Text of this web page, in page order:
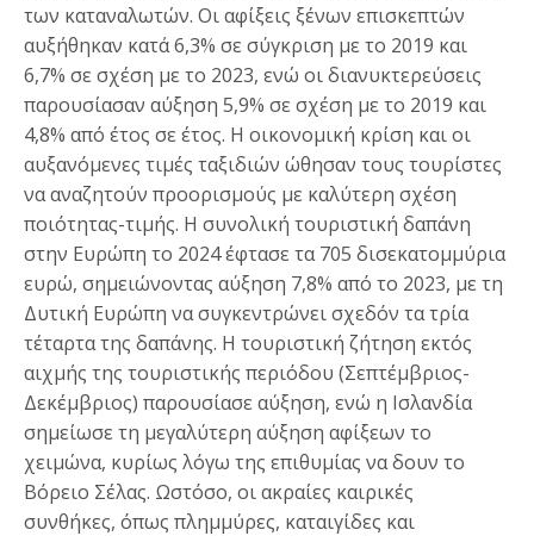
των καταναλωτών. Οι αφίξεις ξένων επισκεπτών
αυξήθηκαν κατά 6,3% σε σύγκριση με το 2019 και
6,7% σε σχέση με το 2023, ενώ οι διανυκτερεύσεις
παρουσίασαν αύξηση 5,9% σε σχέση με το 2019 και
4,8% από έτος σε έτος. Η οικονομική κρίση και οι
αυξανόμενες τιμές ταξιδιών ώθησαν τους τουρίστες
να αναζητούν προορισμούς με καλύτερη σχέση
ποιότητας-τιμής. Η συνολική τουριστική δαπάνη
στην Ευρώπη το 2024 έφτασε τα 705 δισεκατομμύρια
ευρώ, σημειώνοντας αύξηση 7,8% από το 2023, με τη
Δυτική Ευρώπη να συγκεντρώνει σχεδόν τα τρία
τέταρτα της δαπάνης. Η τουριστική ζήτηση εκτός
αιχμής της τουριστικής περιόδου (Σεπτέμβριος-
Δεκέμβριος) παρουσίασε αύξηση, ενώ η Ισλανδία
σημείωσε τη μεγαλύτερη αύξηση αφίξεων το
χειμώνα, κυρίως λόγω της επιθυμίας να δουν το
Βόρειο Σέλας. Ωστόσο, οι ακραίες καιρικές
συνθήκες, όπως πλημμύρες, καταιγίδες και